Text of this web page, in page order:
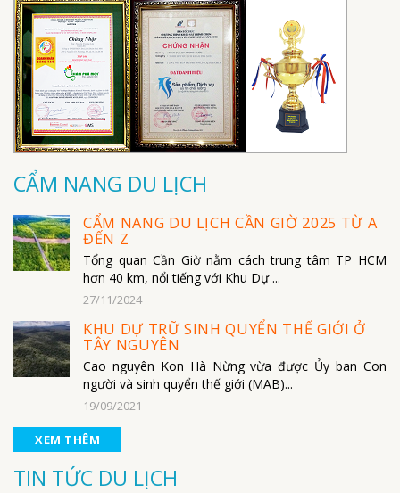
CẨM NANG DU LỊCH
CẨM NANG DU LỊCH CẦN GIỜ 2025 TỪ A
ĐẾN Z
Tổng quan Cần Giờ nằm cách trung tâm TP HCM
hơn 40 km, nổi tiếng với Khu Dự ...
27/11/2024
KHU DỰ TRỮ SINH QUYỂN THẾ GIỚI Ở
TÂY NGUYÊN
Cao nguyên Kon Hà Nừng vừa được Ủy ban Con
người và sinh quyển thế giới (MAB)...
19/09/2021
XEM THÊM
TIN TỨC DU LỊCH